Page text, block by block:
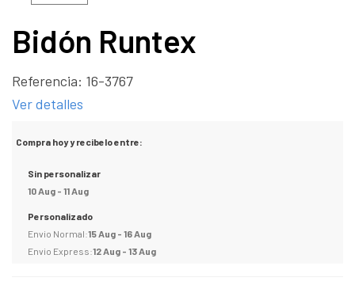
Bidón Runtex
Referencia: 16-3767
Ver detalles
Compra hoy y recibelo entre:
Sin personalizar
10 Aug - 11 Aug
Personalizado
Envio Normal:15 Aug - 16 Aug
Envio Express:12 Aug - 13 Aug